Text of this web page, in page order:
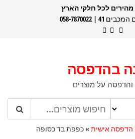
לכל חלקי הארץ
41 | 058-7870022
בהדפסה
והדפסה על מוצרים
אישית »כפפת בד כסופה